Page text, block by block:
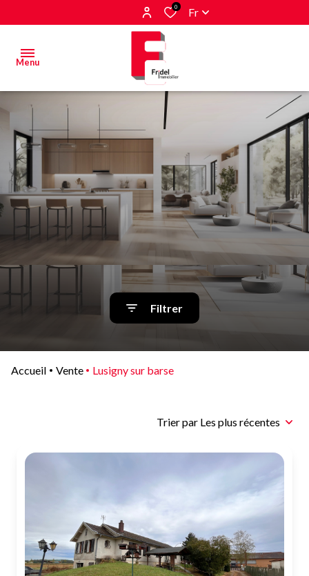
0 Fr
Menu
Estimer
&
Vendre
Biens
vendus
Alerte
E-mail
Filtrer
Accueil Vente Lusigny sur barse
Trier par Les plus récentes